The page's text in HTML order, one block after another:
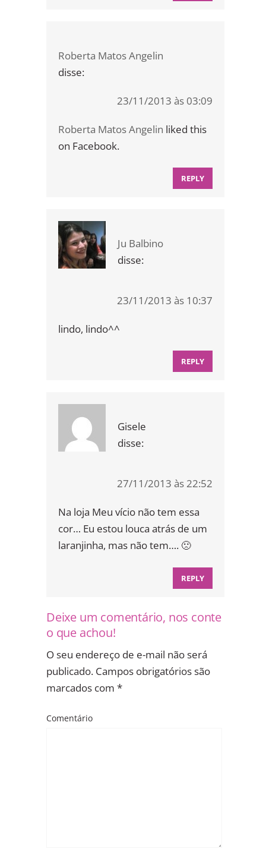
Roberta Matos Angelin
disse:
23/11/2013 às 03:09
Roberta Matos Angelin liked this
on Facebook.
REPLY
Ju Balbino
disse:
23/11/2013 às 10:37
lindo, lindo^^
REPLY
Gisele
disse:
27/11/2013 às 22:52
Na loja Meu vício não tem essa
cor… Eu estou louca atrás de um
laranjinha, mas não tem…. 🙁
REPLY
Deixe um comentário, nos conte
o que achou!
O seu endereço de e-mail não será
publicado. Campos obrigatórios são
marcados com *
Comentário